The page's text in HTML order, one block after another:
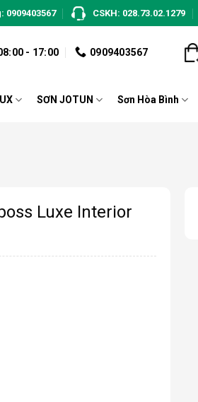
0909403567 CSKH: 028.73.02.1279
- 17:00 0909403567
SƠN JOTUN Sơn Hòa Bình
Luxe Interior